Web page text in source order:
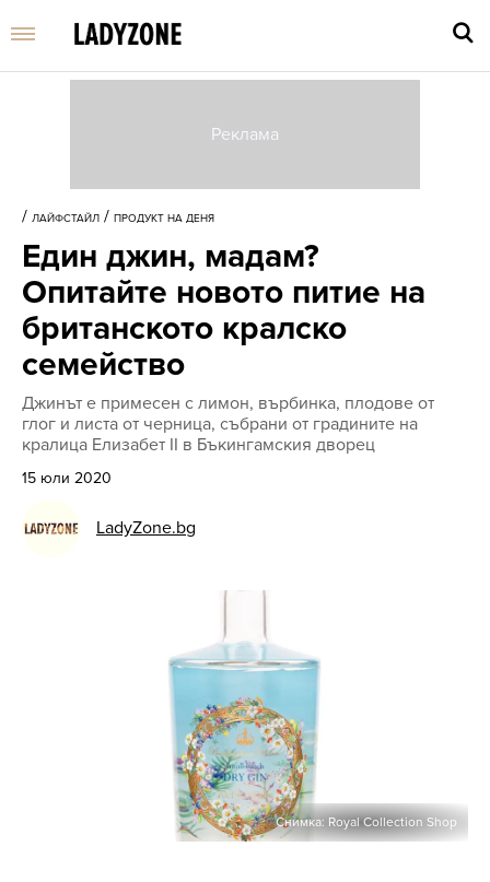
/ ЛАЙФСТАЙЛ / ПРОДУКТ НА ДЕНЯ
Един джин, мадам?
Опитайте новото питие на
британското кралско
семейство
Джинът е примесен с лимон, върбинка, плодове от
глог и листа от черница, събрани от градините на
кралица Елизабет II в Бъкингамския дворец
15 юли 2020
LadyZone.bg
Снимка: Royal Collection Shop